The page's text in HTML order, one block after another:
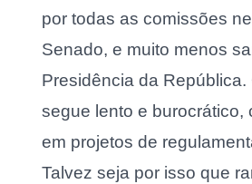
por todas as comissões
Senado, e muito menos
Presidência da República.
segue lento e burocrático,
em projetos de
Talvez seja por isso que